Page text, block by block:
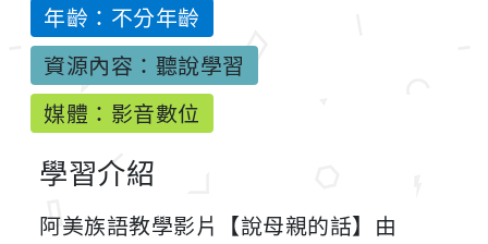
年齡：不分年齡
資源內容：聽說學習
媒體：影音數位
學習介紹
阿美族語教學影片【說母親的話】由